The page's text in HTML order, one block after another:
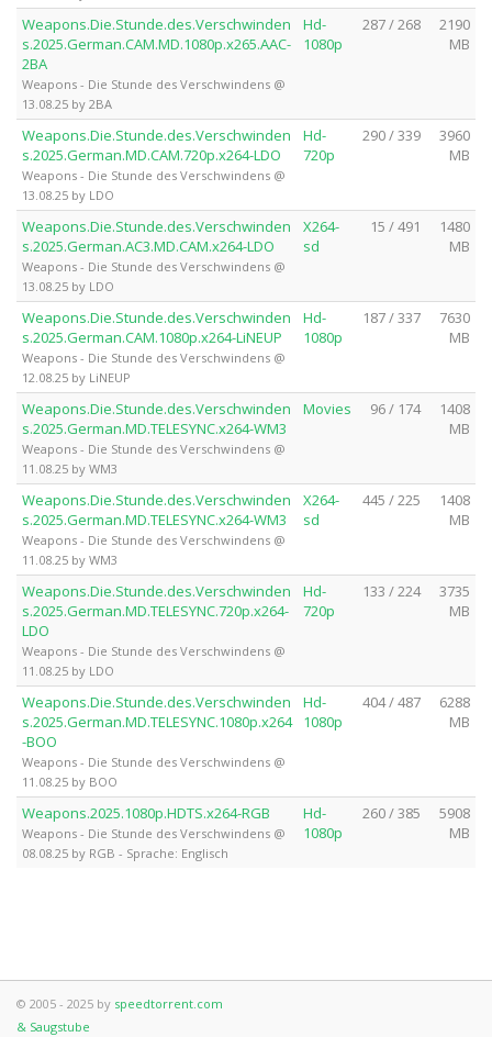
Weapons.Die.Stunde.des.Verschwinden
s.2025.German.CAM.MD.1080p.x265.AAC-
2BA
Weapons - Die Stunde des Verschwindens @
13.08.25 by 2BA
Hd-
1080p
287 / 268
2190
MB
Weapons.Die.Stunde.des.Verschwinden
s.2025.German.MD.CAM.720p.x264-LDO
Weapons - Die Stunde des Verschwindens @
13.08.25 by LDO
Hd-
720p
290 / 339
3960
MB
Weapons.Die.Stunde.des.Verschwinden
s.2025.German.AC3.MD.CAM.x264-LDO
Weapons - Die Stunde des Verschwindens @
13.08.25 by LDO
X264-
sd
15 / 491
1480
MB
Weapons.Die.Stunde.des.Verschwinden
s.2025.German.CAM.1080p.x264-LiNEUP
Weapons - Die Stunde des Verschwindens @
12.08.25 by LiNEUP
Hd-
1080p
187 / 337
7630
MB
Weapons.Die.Stunde.des.Verschwinden
s.2025.German.MD.TELESYNC.x264-WM3
Weapons - Die Stunde des Verschwindens @
11.08.25 by WM3
Movies 96 / 174
1408
MB
Weapons.Die.Stunde.des.Verschwinden
s.2025.German.MD.TELESYNC.x264-WM3
Weapons - Die Stunde des Verschwindens @
11.08.25 by WM3
X264-
sd
445 / 225
1408
MB
Weapons.Die.Stunde.des.Verschwinden
s.2025.German.MD.TELESYNC.720p.x264-
LDO
Weapons - Die Stunde des Verschwindens @
11.08.25 by LDO
Hd-
720p
133 / 224
3735
MB
Weapons.Die.Stunde.des.Verschwinden
s.2025.German.MD.TELESYNC.1080p.x264
-BOO
Weapons - Die Stunde des Verschwindens @
11.08.25 by BOO
Hd-
1080p
404 / 487
6288
MB
Weapons.2025.1080p.HDTS.x264-RGB
Weapons - Die Stunde des Verschwindens @
08.08.25 by RGB - Sprache: Englisch
Hd-
1080p
260 / 385
5908
MB
© 2005 - 2025 by speedtorrent.com
& Saugstube